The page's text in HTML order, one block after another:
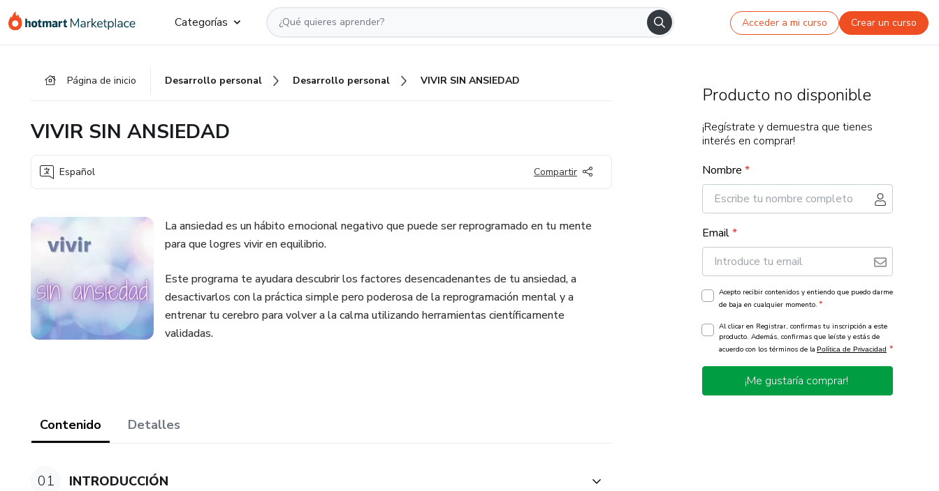
Categorías Acceder a mi curso Crear un curso
Página de inicio Desarrollo personal Desarrollo personal VIVIR SIN ANSIEDAD
VIVIR SIN ANSIEDAD
Español Compartir
La ansiedad es un hábito emocional negativo que puede ser reprogramado en tu mente
para que logres vivir en equilibrio.
Este programa te ayudara descubrir los factores desencadenantes de tu ansiedad, a
desactivarlos con la práctica simple pero poderosa de la reprogramación mental y a
entrenar tu cerebro para volver a la calma utilizando herramientas científicamente
validadas.
Contenido Detalles
01 INTRODUCCIÓN
Producto no disponible
¡Regístrate y demuestra que tienes
interés en comprar!
Nombre *
Email*
Acepto recibir contenidos y entiendo que puedo darme
de baja en cualquier momento. *
Al clicar en Registrar, confirmas tu inscripción a este
producto. Además, confirmas que leíste y estás de
acuerdo con los términos de la Política de Privacidad *
¡Me gustaría comprar!